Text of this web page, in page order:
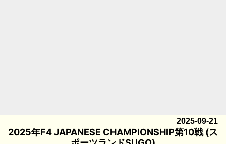
2025-09-21
2025年F4 JAPANESE CHAMPIONSHIP第10戦 (ス